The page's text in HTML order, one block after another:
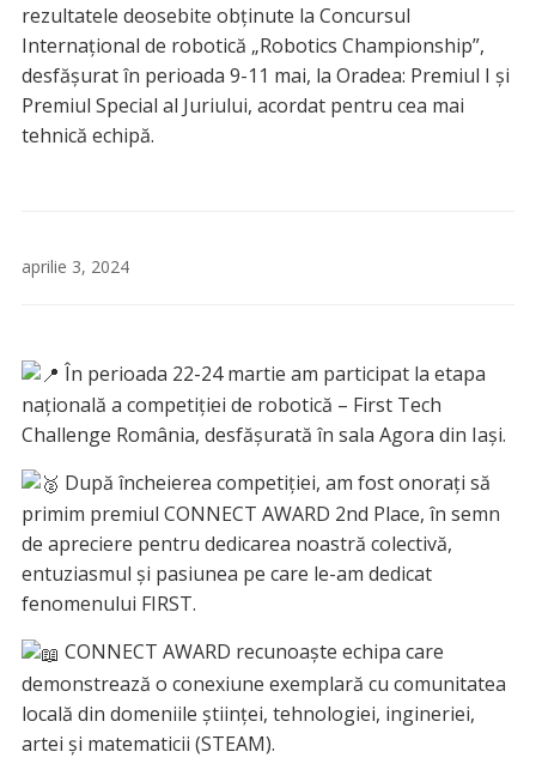
rezultatele deosebite obținute la Concursul
Internațional de robotică „Robotics Championship”,
desfășurat în perioada 9-11 mai, la Oradea: Premiul I și
Premiul Special al Juriului, acordat pentru cea mai
tehnică echipă.
aprilie 3, 2024
În perioada 22-24 martie am participat la etapa
națională a competiției de robotică – First Tech
Challenge România, desfășurată în sala Agora din Iași.
După încheierea competiției, am fost onorați să
primim premiul CONNECT AWARD 2nd Place, în semn
de apreciere pentru dedicarea noastră colectivă,
entuziasmul și pasiunea pe care le-am dedicat
fenomenului FIRST.
CONNECT AWARD recunoaște echipa care
demonstrează o conexiune exemplară cu comunitatea
locală din domeniile științei, tehnologiei, ingineriei,
artei și matematicii (STEAM).